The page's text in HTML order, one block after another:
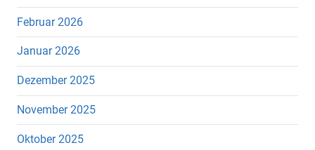
Februar 2026
Januar 2026
Dezember 2025
November 2025
Oktober 2025